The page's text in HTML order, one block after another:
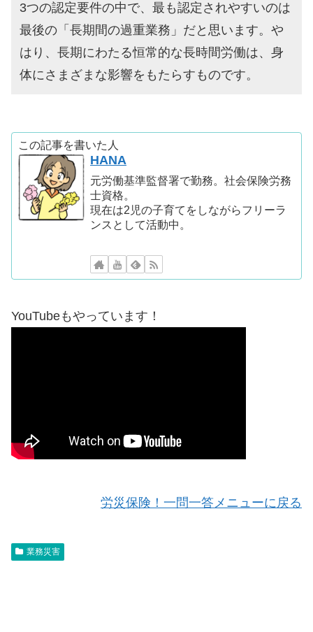
3つの認定要件の中で、最も認定されやすいのは
最後の「長期間の過重業務」だと思います。や
はり、長期にわたる恒常的な長時間労働は、身
体にさまざまな影響をもたらすものです。
この記事を書いた人
HANA
元労働基準監督署で勤務。社会保険労務
士資格。
現在は2児の子育てをしながらフリーラ
ンスとして活動中。
YouTubeもやっています！
労災保険！一問一答メニューに戻る
業務災害